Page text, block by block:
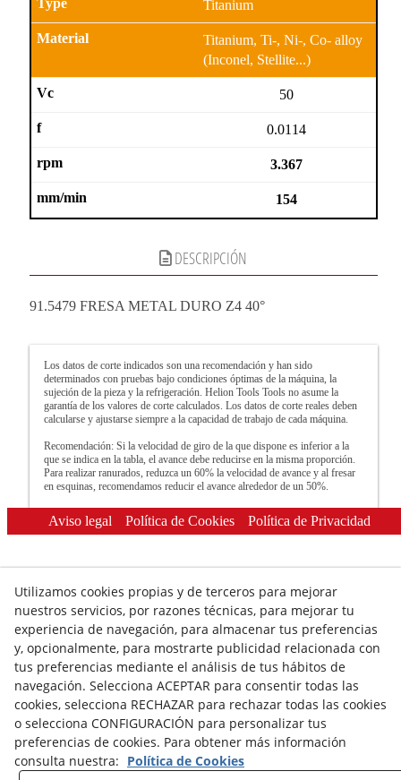
Titanium
Titanium, Ti-, Ni-, Co- alloy
(Inconel, Stellite...)
50
0.0114
3.367
154
DESCRIPCIÓN
91.5479 FRESA METAL DURO Z4 40°
Los datos de corte indicados son una recomendación y han sido
determinados con pruebas bajo condiciones óptimas de la máquina, la
sujeción de la pieza y la refrigeración. Helion Tools Tools no asume la
garantía de los valores de corte calculados. Los datos de corte reales deben
calcularse y ajustarse siempre a la capacidad de trabajo de cada máquina.
Recomendación: Si la velocidad de giro de la que dispone es inferior a la
que se indica en la tabla, el avance debe reducirse en la misma proporción.
Para realizar ranurados, reduzca un 60% la velocidad de avance y al fresar
en esquinas, recomendamos reducir el avance alrededor de un 50%.
Aviso legal Política de Cookies Política de Privacidad
© 08/2026 HELION TOOLS S.L. - Todos los derechos
reservados.
Utilizamos cookies propias y de terceros para mejorar
nuestros servicios, por razones técnicas, para mejorar tu
experiencia de navegación, para almacenar tus preferencias
y, opcionalmente, para mostrarte publicidad relacionada con
tus preferencias mediante el análisis de tus hábitos de
navegación. Selecciona ACEPTAR para consentir todas las
cookies, selecciona RECHAZAR para rechazar todas las cookies
o selecciona CONFIGURACIÓN para personalizar tus
preferencias de cookies. Para obtener más información
consulta nuestra: Política de Cookies